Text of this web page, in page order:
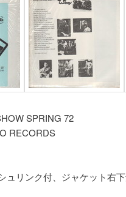
SPRING 72
RECORDS
ュリンク付、ジャケット右